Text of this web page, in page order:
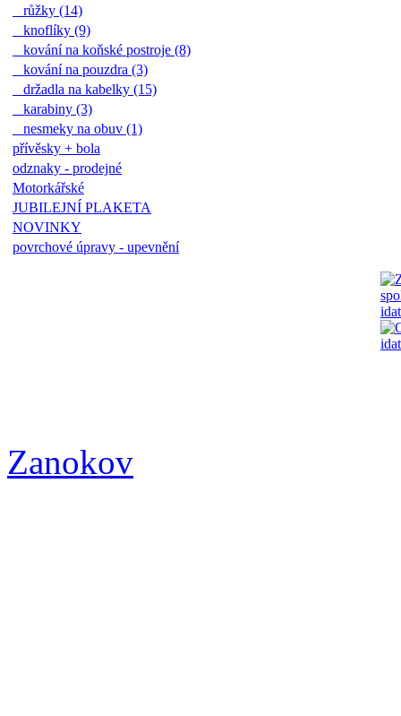
růžky (14)
knoflíky (9)
kování na koňské postroje (8)
kování na pouzdra (3)
držadla na kabelky (15)
karabiny (3)
nesmeky na obuv (1)
přívěsky + bola
odznaky - prodejné
Motorkářské
JUBILEJNÍ PLAKETA
NOVINKY
povrchové úpravy - upevnění
Zanokov